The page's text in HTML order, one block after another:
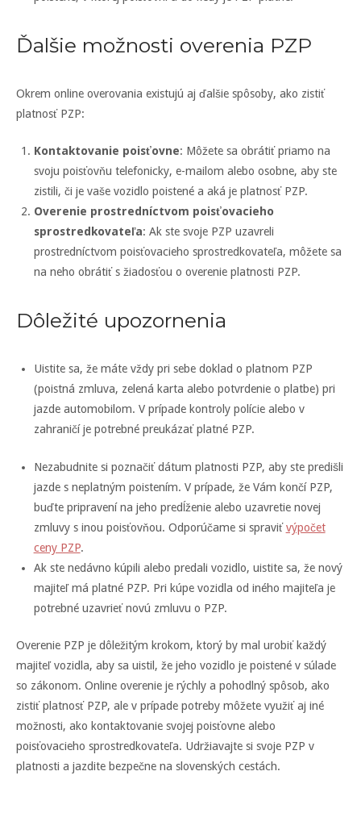
Ďalšie možnosti overenia PZP
Okrem online overovania existujú aj ďalšie spôsoby, ako zistiť
platnosť PZP:
Kontaktovanie poisťovne: Môžete sa obrátiť priamo na
svoju poisťovňu telefonicky, e-mailom alebo osobne, aby ste
zistili, či je vaše vozidlo poistené a aká je platnosť PZP.
Overenie prostredníctvom poisťovacieho
sprostredkovateľa: Ak ste svoje PZP uzavreli
prostredníctvom poisťovacieho sprostredkovateľa, môžete sa
na neho obrátiť s žiadosťou o overenie platnosti PZP.
Dôležité upozornenia
Uistite sa, že máte vždy pri sebe doklad o platnom PZP
(poistná zmluva, zelená karta alebo potvrdenie o platbe) pri
jazde automobilom. V prípade kontroly polície alebo v
zahraničí je potrebné preukázať platné PZP.
Nezabudnite si poznačiť dátum platnosti PZP, aby ste predišli
jazde s neplatným poistením. V prípade, že Vám končí PZP,
buďte pripravení na jeho predĺženie alebo uzavretie novej
zmluvy s inou poisťovňou. Odporúčame si spraviťvýpočet
ceny PZP.
Ak ste nedávno kúpili alebo predali vozidlo, uistite sa, že nový
majiteľ má platné PZP. Pri kúpe vozidla od iného majiteľa je
potrebné uzavrieť novú zmluvu o PZP.
Overenie PZP je dôležitým krokom, ktorý by mal urobiť každý
majiteľ vozidla, aby sa uistil, že jeho vozidlo je poistené v súlade
so zákonom. Online overenie je rýchly a pohodlný spôsob, ako
zistiť platnosť PZP, ale v prípade potreby môžete využiť aj iné
možnosti, ako kontaktovanie svojej poisťovne alebo
poisťovacieho sprostredkovateľa. Udržiavajte si svoje PZP v
platnosti a jazdite bezpečne na slovenských cestách.